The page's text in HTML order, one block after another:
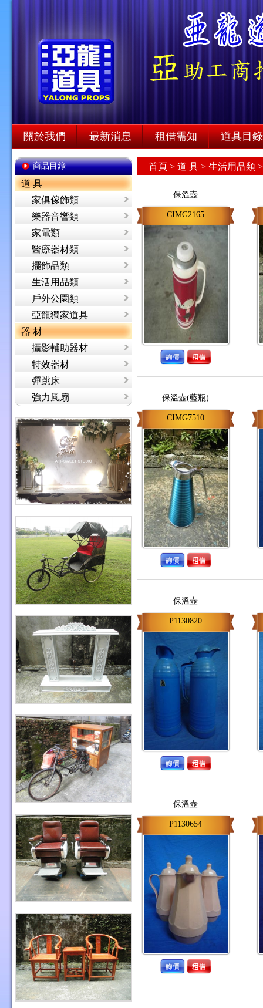
關於我們 最新消息 租借需知 道具目錄
商品目錄
道 具
家俱傢飾類
樂器音響類
家電類
醫療器材類
擺飾品類
生活用品類
戶外公園類
亞龍獨家道具
器 材
攝影輔助器材
特效器材
彈跳床
強力風扇
首頁 > 道 具 > 生活用品類
保溫壺
CIMG2165
保溫壺(藍瓶)
CIMG7510
保溫壺
P1130820
保溫壺
P1130654